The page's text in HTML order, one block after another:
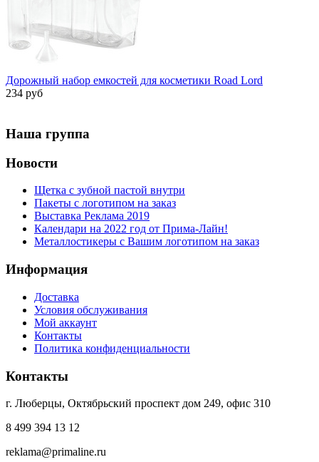
Дорожный набор емкостей для косметики Road Lord
234 руб
Наша группа
Новости
Щетка с зубной пастой внутри
Пакеты с логотипом на заказ
Выставка Реклама 2019
Календари на 2022 год от Прима-Лайн!
Металлостикеры с Вашим логотипом на заказ
Информация
Доставка
Условия обслуживания
Мой аккаунт
Контакты
Политика конфиденциальности
Контакты
г. Люберцы, Октябрьский проспект дом 249, офис 310
8 499 394 13 12
reklama@primaline.ru